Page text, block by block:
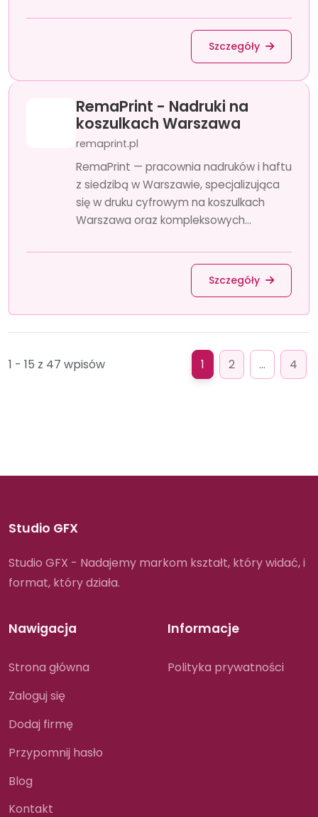
Szczegóły
RemaPrint - Nadruki na
koszulkach Warszawa
remaprint.pl
RemaPrint — pracownia nadruków i haftu
z siedzibą w Warszawie, specjalizująca
się w druku cyfrowym na koszulkach
Warszawa oraz kompleksowych...
Szczegóły
1 - 15 z 47 wpisów 1 2 ... 4
Studio GFX
Studio GFX - Nadajemy markom kształt, który widać, i
format, który działa.
Nawigacja
Strona główna
Zaloguj się
Dodaj firmę
Przypomnij hasło
Blog
Kontakt
Informacje
Polityka prywatności